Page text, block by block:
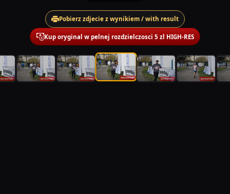
Pobierz zdjecie z wynikiem / with result
Kup oryginal w pelnej rozdzielczosci 5 zl HIGH-RES